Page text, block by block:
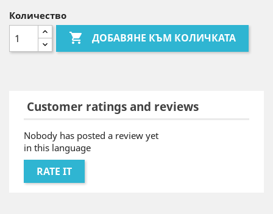
Количество
 ДОБАВЯНЕ КЪМ КОЛИЧКАТА
Customer ratings and reviews
Nobody has posted a review yet
in this language
RATE IT